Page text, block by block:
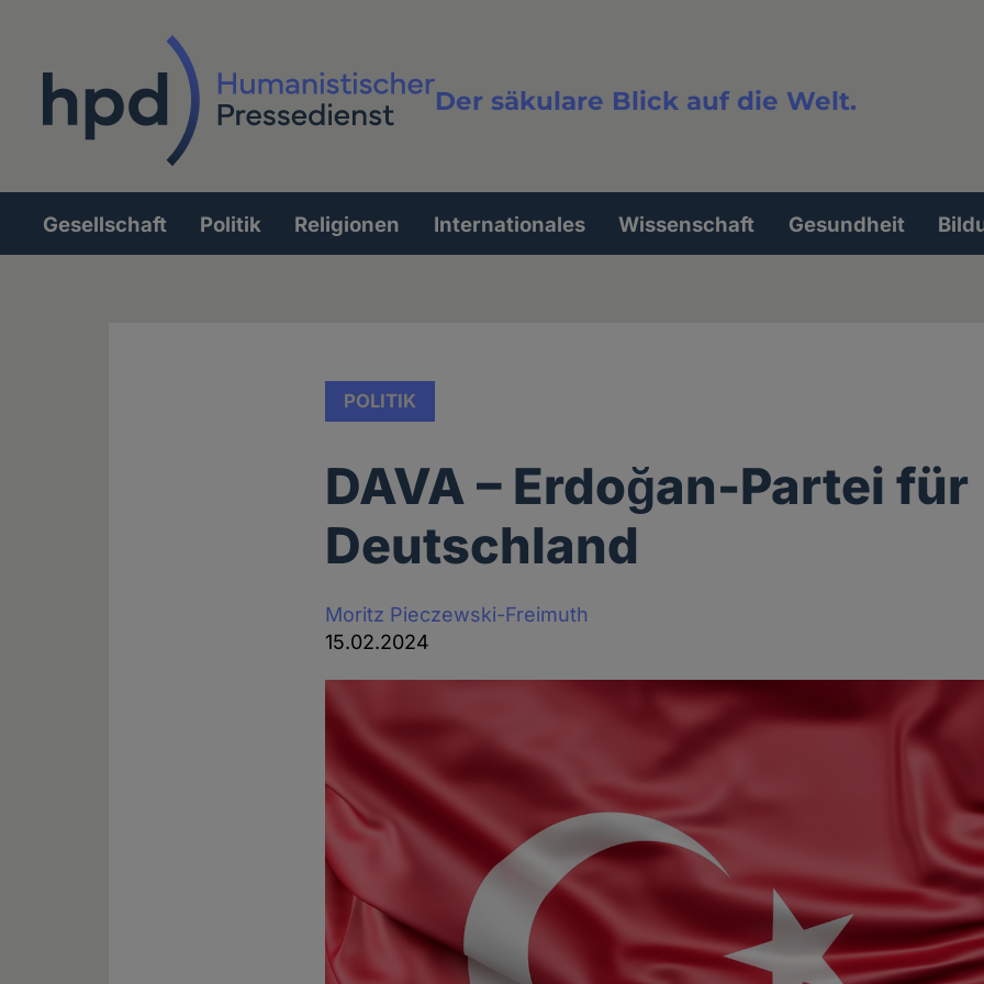
Der säkulare Blick auf die Welt.
Volltextsuche
Hauptnavigation
Gesellschaft Politik Religionen Internationales Wissenschaft Gesundheit
POLITIK
DAVA – Erdoğan-Partei für
Deutschland
Moritz Pieczewski-Freimuth
15.02.2024